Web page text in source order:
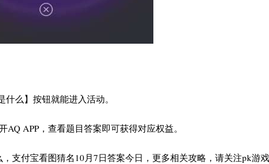
么】按钮就能进入活动。
APP，查看题目答案即可获得对应权益。
支付宝看图猜名10月7日答案今日，更多相关攻略，请关注pk游